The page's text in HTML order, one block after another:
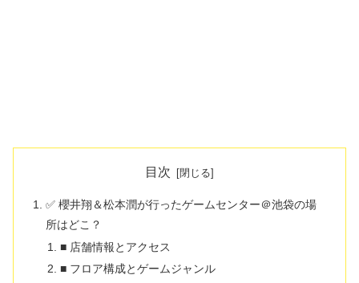
目次
✅ 櫻井翔＆松本潤が行ったゲームセンター＠池袋の場
所はどこ？
■ 店舗情報とアクセス
■ フロア構成とゲームジャンル